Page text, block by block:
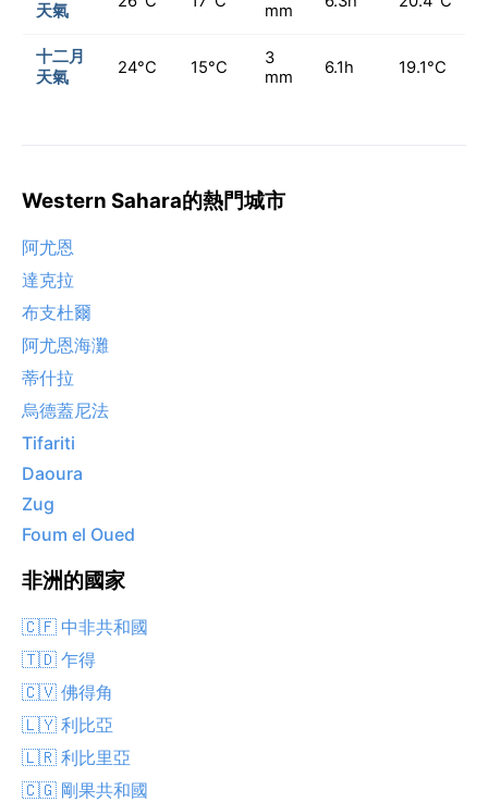
天氣
mm
十二月
天氣
24°C 15°C
3
mm
6.1h 19.1°C
Western Sahara的熱門城市
阿尤恩
達克拉
布支杜爾
阿尤恩海灘
蒂什拉
烏德蓋尼法
Tifariti
Daoura
Zug
Foum el Oued
非洲的國家
🇨🇫 中非共和國
🇹🇩 乍得
🇨🇻 佛得角
🇱🇾 利比亞
🇱🇷 利比里亞
🇨🇬 剛果共和國